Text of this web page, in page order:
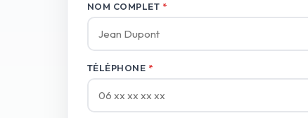
NOM COMPLET *
TÉLÉPHONE *